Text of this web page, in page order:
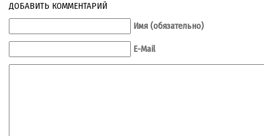
ДОБАВИТЬ КОММЕНТАРИЙ
Имя (обязательно)
E-Mail